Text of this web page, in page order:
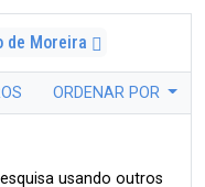
de Moreira
ORDENAR POR
usando outros